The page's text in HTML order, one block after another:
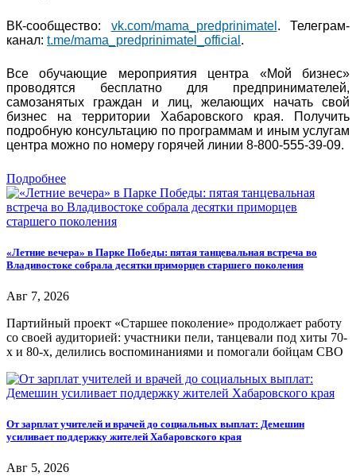
ВК-сообщество: vk.com/mama_predprinimatel . Телеграм-
канал: t.me/mama_predprinimatel_official .
Все обучающие мероприятия центра «Мой бизнес»
проводятся бесплатно для предпринимателей,
самозанятых граждан и лиц, желающих начать свой
бизнес на территории Хабаровского края. Получить
подробную консультацию по программам и иным услугам
центра можно по номеру горячей линии 8-800-555-39-09.
Подробнее
«Летние вечера» в Парке Победы: пятая танцевальная встреча во
Владивостоке собрала десятки приморцев старшего поколения
Авг 7, 2026
Партийный проект «Старшее поколение» продолжает работу
со своей аудиторией: участники пели, танцевали под хиты 70-
х и 80-х, делились воспоминаниями и помогали бойцам СВО
От зарплат учителей и врачей до социальных выплат: Демешин
усиливает поддержку жителей Хабаровского края
Авг 5, 2026